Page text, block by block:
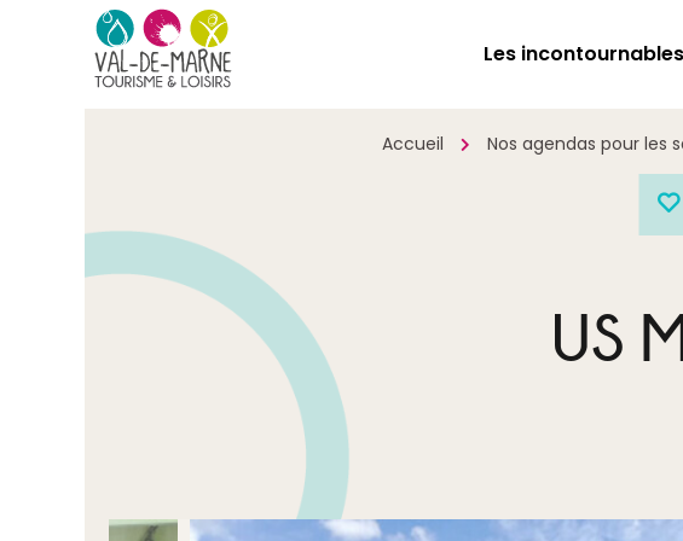
Les incontournables
Accueil Nos agendas pour les
US